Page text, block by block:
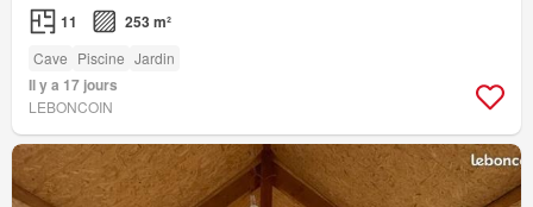
11 253 m²
Cave Piscine Jardin
Il y a 17 jours
LEBONCOIN